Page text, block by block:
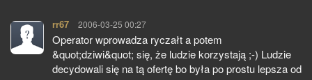
rr67 pisze:
2006-03-25 00:27
Operator wprowadza ryczałt a potem
&quot;dziwi&quot; się, że ludzie korzystają ;-) Ludzie
decydowali się na tą ofertę bo była po prostu lepsza od